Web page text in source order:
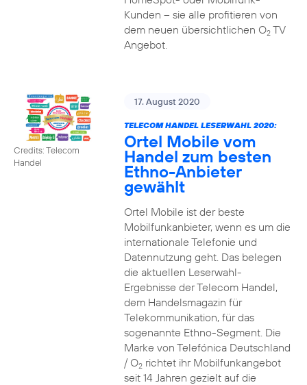
Kunden – sie alle profitieren von
dem neuen übersichtlichen O2TV
Angebot.
Credits: Telecom
Handel
17. August 2020
TELECOM HANDEL LESERWAHL 2020:
Ortel Mobile vom
Handel zum besten
Ethno-Anbieter
gewählt
Ortel Mobile ist der beste
Mobilfunkanbieter, wenn es um die
internationale Telefonie und
Datennutzung geht. Das belegen
die aktuellen Leserwahl-
Ergebnisse der Telecom Handel,
dem Handelsmagazin für
Telekommunikation, für das
sogenannte Ethno-Segment. Die
Marke von Telefónica Deutschland
/ O2richtet ihr Mobilfunkangebot
seit 14 Jahren gezielt auf die